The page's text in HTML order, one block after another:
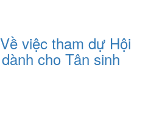
việc tham dự Hội
cho Tân sinh